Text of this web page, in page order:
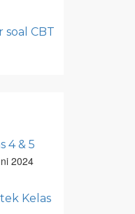
soal CBT
4 & 5
2024
Kelas